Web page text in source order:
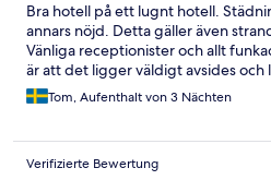
Bra hotell på ett lugnt hotell.
annars nöjd. Detta gäller även
Vänliga receptionister och allt
är att det ligger väldigt avsides och
Tom, Aufenthalt von 3 Nächten
Verifizierte Bewertung